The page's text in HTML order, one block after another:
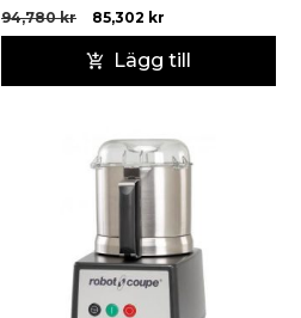
94,780kr 85,302 kr
Lägg till